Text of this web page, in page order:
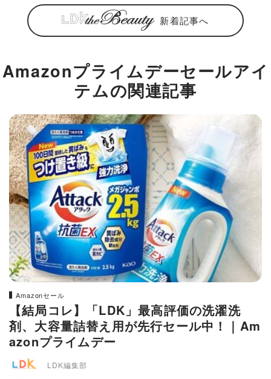
新着記事へ
Amazonプライムデーセールアイ
テムの関連記事
Amazonセール
【結局コレ】「LDK」最高評価の洗濯洗
剤、大容量詰替え用が先行セール中！｜Am
azonプライムデー
LDK編集部